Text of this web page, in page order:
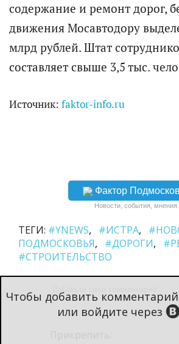
содержание и ремонт дорог,
движения Мосавтодору
млрд рублей. Штат
составляет свыше 3,5 тыс.
Источник: faktor-info.ru
Фактор
Новости, события, мнения.
ТЕГИ: #YNEWS #ИСТРА
ПОДМОСКОВЬЯ
#ДОРОГИ
#СТРОИТЕЛЬСТВО
Чтобы добавить
или войдите через